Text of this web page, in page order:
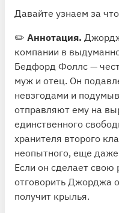
Давайте узнаем за что
✏️ Аннотация.
компании в
Бедфорд Фоллс —
муж и отец. Он
невзгодами и
отправляют ему на
единственного
хранителя второго
неопытного, еще
Если он сделает
отговорить Джорджа
получит крылья.